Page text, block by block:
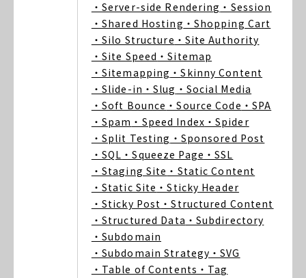
・Server-side Rendering ・Session
・Shared Hosting ・Shopping Cart
・Silo Structure ・Site Authority
・Site Speed ・Sitemap
・Sitemapping ・Skinny Content
・Slide-in ・Slug ・Social Media
・Soft Bounce ・Source Code ・SPA
・Spam ・Speed Index ・Spider
・Split Testing ・Sponsored Post
・SQL ・Squeeze Page ・SSL
・Staging Site ・Static Content
・Static Site ・Sticky Header
・Sticky Post ・Structured Content
・Structured Data ・Subdirectory
・Subdomain
・Subdomain Strategy ・SVG
・Table of Contents ・Tag